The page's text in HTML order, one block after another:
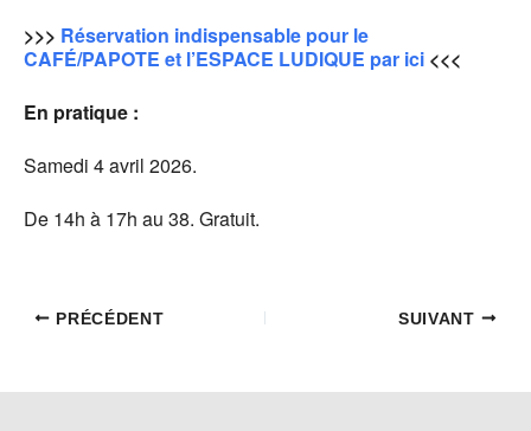
>>> Réservation indispensable pour le
CAFÉ/PAPOTE et l’ESPACE LUDIQUE par ici<<<
En pratique :
Samedi 4 avril 2026.
De 14h à 17h au 38. Gratuit.
PRÉCÉDENT SUIVANT